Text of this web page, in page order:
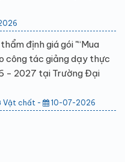
định giá gói "“Mua
công tác giảng dạy thực
- 2027 tại Trường Đại
Vật chất - 10-07-2026